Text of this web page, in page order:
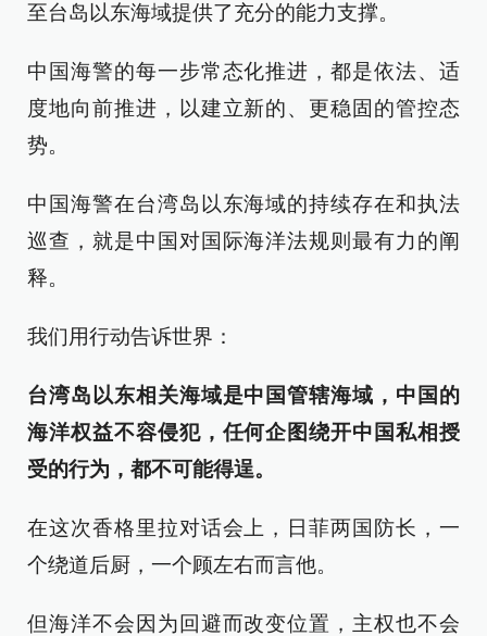
至台岛以东海域提供了充分的能力支撑。
中国海警的每一步常态化推进，都是依法、适
度地向前推进，以建立新的、更稳固的管控态
势。
中国海警在台湾岛以东海域的持续存在和执法
巡查，就是中国对国际海洋法规则最有力的阐
释。
我们用行动告诉世界：
台湾岛以东相关海域是中国管辖海域，中国的
海洋权益不容侵犯，任何企图绕开中国私相授
受的行为，都不可能得逞。
在这次香格里拉对话会上，日菲两国防长，一
个绕道后厨，一个顾左右而言他。
但海洋不会因为回避而改变位置，主权也不会